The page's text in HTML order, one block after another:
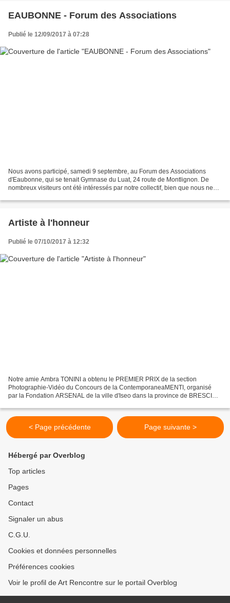
EAUBONNE - Forum des Associations
Publié le 12/09/2017 à 07:28
Nous avons participé, samedi 9 septembre, au Forum des Associations
d'Eaubonne, qui se tenait Gymnase du Luat, 24 route de Montlignon. De
nombreux visiteurs ont été intéressés par notre collectif, bien que nous ne
Artiste à l'honneur
Publié le 07/10/2017 à 12:32
Notre amie Ambra TONINI a obtenu le PREMIER PRIX de la section
Photographie-Vidéo du Concours de la ContemporaneaMENTI, organisé
par la Fondation ARSENAL de la ville d'Iseo dans la province de BRESCIA,
< Page précédente Page suivante >
Hébergé par Overblog
Top articles
Pages
Contact
Signaler un abus
C.G.U.
Cookies et données personnelles
Préférences cookies
Voir le profil de Art Rencontre sur le portail Overblog